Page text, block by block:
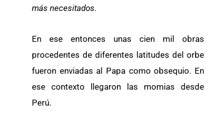
más necesitados.
En ese entonces unas cien mil obras
procedentes de diferentes latitudes del orbe
fueron enviadas al Papa como obsequio. En
ese contexto llegaron las momias desde
Perú.